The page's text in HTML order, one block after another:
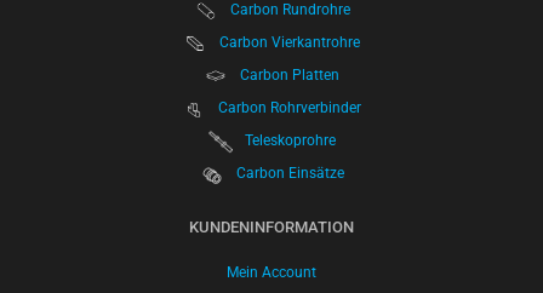
Carbon Rundrohre
Carbon Vierkantrohre
Carbon Platten
Carbon Rohrverbinder
Teleskoprohre
Carbon Einsätze
KUNDENINFORMATION
Mein Account